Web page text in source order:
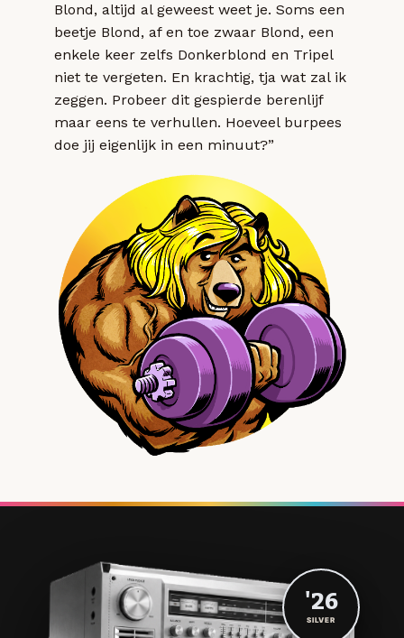
Blond, altijd al geweest weet je. Soms een
beetje Blond, af en toe zwaar Blond, een
enkele keer zelfs Donkerblond en Tripel
niet te vergeten. En krachtig, tja wat zal ik
zeggen. Probeer dit gespierde berenlijf
maar eens te verhullen. Hoeveel burpees
doe jij eigenlijk in een minuut?”
'26
SILVER